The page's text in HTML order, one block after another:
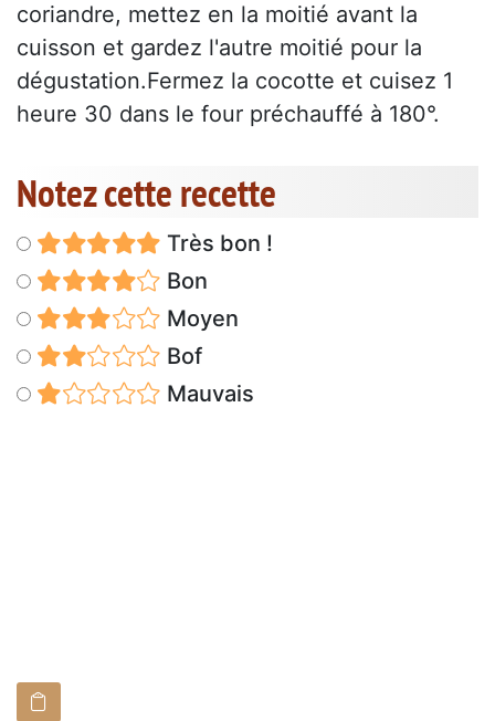
coriandre, mettez en la moitié avant la
cuisson et gardez l'autre moitié pour la
dégustation.Fermez la cocotte et cuisez 1
heure 30 dans le four préchauffé à 180°.
Notez cette recette
Très bon !
Bon
Moyen
Bof
Mauvais